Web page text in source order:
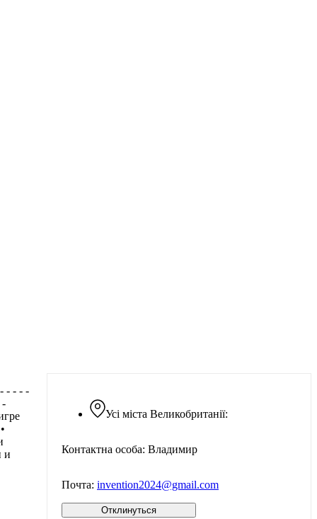
Усі міста Великобританії:
Контактна особа: Владимир
Почта: invention2024@gmail.com
Отклинуться
- - - -
-
и